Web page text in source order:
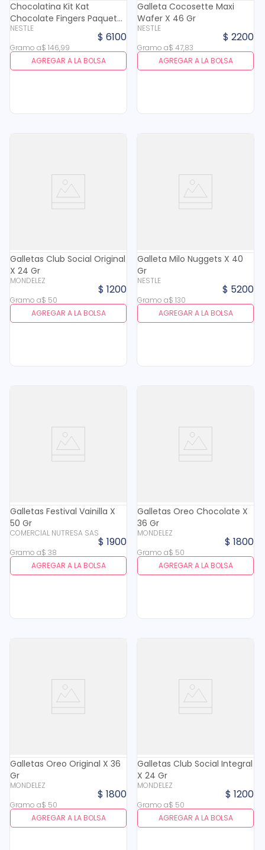
Chocolatina Kit Kat
Chocolate Fingers Paquete
X 41.5 Gr
NESTLE
$ 6100
Gramo a$ 146,99
AGREGAR A LA BOLSA
Galleta Cocosette Maxi
Wafer X 46 Gr
NESTLE
$ 2200
Gramo a$ 47,83
AGREGAR A LA BOLSA
Galletas Club Social Original
X 24 Gr
MONDELEZ
$ 1200
Gramo a$ 50
AGREGAR A LA BOLSA
Galleta Milo Nuggets X 40
Gr
NESTLE
$ 5200
Gramo a$ 130
AGREGAR A LA BOLSA
Galletas Festival Vainilla X
50 Gr
COMERCIAL NUTRESA SAS
$ 1900
Gramo a$ 38
AGREGAR A LA BOLSA
Galletas Oreo Chocolate X
36 Gr
MONDELEZ
$ 1800
Gramo a$ 50
AGREGAR A LA BOLSA
Galletas Oreo Original X 36
Gr
MONDELEZ
$ 1800
Gramo a$ 50
AGREGAR A LA BOLSA
Galletas Club Social Integral
X 24 Gr
MONDELEZ
$ 1200
Gramo a$ 50
AGREGAR A LA BOLSA